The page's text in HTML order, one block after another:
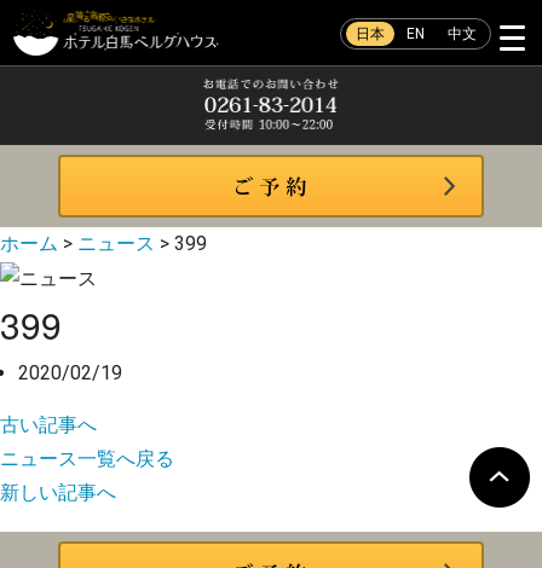
日本 EN 中文
ホーム > ニュース > 399
399
2020/02/19
古い記事へ
ニュース一覧へ戻る
新しい記事へ